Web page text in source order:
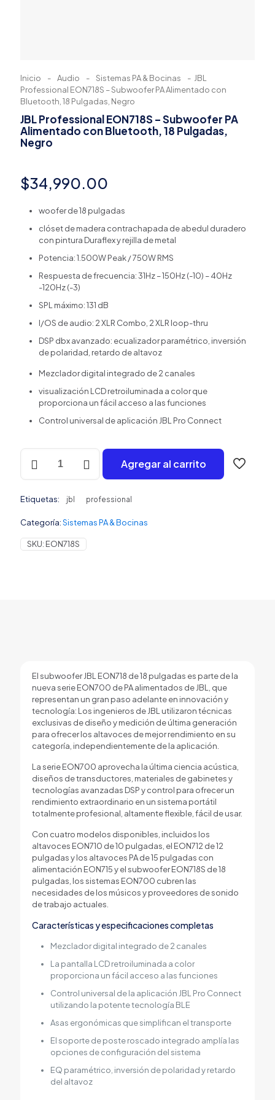
Inicio - Audio - Sistemas PA & Bocinas - JBL
Professional EON718S – Subwoofer PA Alimentado con
Bluetooth, 18 Pulgadas, Negro
JBL Professional EON718S – Subwoofer PA
Alimentado con Bluetooth, 18 Pulgadas,
Negro
$34,990.00
woofer de 18 pulgadas
clóset de madera contrachapada de abedul duradero
con pintura Duraflex y rejilla de metal
Potencia: 1.500W Peak / 750W RMS
Respuesta de frecuencia: 31Hz – 150Hz (-10) – 40Hz
-120Hz (-3)
SPL máximo: 131 dB
I/OS de audio: 2 XLR Combo, 2 XLR loop-thru
DSP dbx avanzado: ecualizador paramétrico, inversión
de polaridad, retardo de altavoz
Mezclador digital integrado de 2 canales
visualización LCD retroiluminada a color que
proporciona un fácil acceso a las funciones
Control universal de aplicación JBL Pro Connect
JBL
Professional
EON718S
Subwoofer
Alimentado
Bluetooth,
Agregar al carrito
Etiquetas: jbl professional
Categoría:Sistemas PA & Bocinas
SKU: EON718S
El subwoofer JBL EON718 de 18 pulgadas es parte de la
nueva serie EON700 de PA alimentados de JBL, que
representan un gran paso adelante en innovación y
tecnología: Los ingenieros de JBL utilizaron técnicas
exclusivas de diseño y medición de última generación
para ofrecer los altavoces de mejor rendimiento en su
categoría, independientemente de la aplicación.
La serie EON700 aprovecha la última ciencia acústica,
diseños de transductores, materiales de gabinetes y
tecnologías avanzadas DSP y control para ofrecer un
rendimiento extraordinario en un sistema portátil
totalmente profesional, altamente flexible, fácil de usar.
Con cuatro modelos disponibles, incluidos los
altavoces EON710 de 10 pulgadas, el EON712 de 12
pulgadas y los altavoces PA de 15 pulgadas con
alimentación EON715 y el subwoofer EON718S de 18
pulgadas, los sistemas EON700 cubren las
necesidades de los músicos y proveedores de sonido
de trabajo actuales.
Características y especificaciones completas
Mezclador digital integrado de 2 canales
La pantalla LCD retroiluminada a color
proporciona un fácil acceso a las funciones
Control universal de la aplicación JBL Pro Connect
utilizando la potente tecnología BLE
Asas ergonómicas que simplifican el transporte
El soporte de poste roscado integrado amplía las
opciones de configuración del sistema
EQ paramétrico, inversión de polaridad y retardo
del altavoz